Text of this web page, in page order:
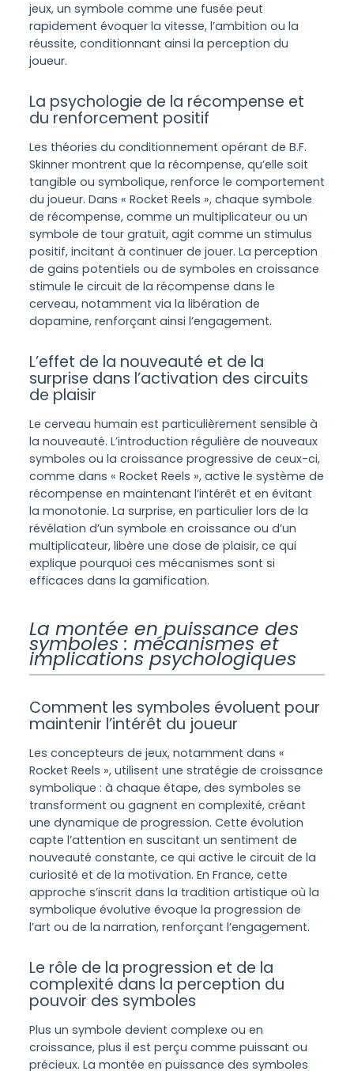
jeux, un symbole comme une fusée peut
rapidement évoquer la vitesse, l’ambition ou la
réussite, conditionnant ainsi la perception du
joueur.
La psychologie de la récompense et
du renforcement positif
Les théories du conditionnement opérant de B.F.
Skinner montrent que la récompense, qu’elle soit
tangible ou symbolique, renforce le comportement
du joueur. Dans « Rocket Reels », chaque symbole
de récompense, comme un multiplicateur ou un
symbole de tour gratuit, agit comme un stimulus
positif, incitant à continuer de jouer. La perception
de gains potentiels ou de symboles en croissance
stimule le circuit de la récompense dans le
cerveau, notamment via la libération de
dopamine, renforçant ainsi l’engagement.
L’effet de la nouveauté et de la
surprise dans l’activation des circuits
de plaisir
Le cerveau humain est particulièrement sensible à
la nouveauté. L’introduction régulière de nouveaux
symboles ou la croissance progressive de ceux-ci,
comme dans « Rocket Reels », active le système de
récompense en maintenant l’intérêt et en évitant
la monotonie. La surprise, en particulier lors de la
révélation d’un symbole en croissance ou d’un
multiplicateur, libère une dose de plaisir, ce qui
explique pourquoi ces mécanismes sont si
efficaces dans la gamification.
La montée en puissance des
symboles : mécanismes et
implications psychologiques
Comment les symboles évoluent pour
maintenir l’intérêt du joueur
Les concepteurs de jeux, notamment dans «
Rocket Reels », utilisent une stratégie de croissance
symbolique : à chaque étape, des symboles se
transforment ou gagnent en complexité, créant
une dynamique de progression. Cette évolution
capte l’attention en suscitant un sentiment de
nouveauté constante, ce qui active le circuit de la
curiosité et de la motivation. En France, cette
approche s’inscrit dans la tradition artistique où la
symbolique évolutive évoque la progression de
l’art ou de la narration, renforçant l’engagement.
Le rôle de la progression et de la
complexité dans la perception du
pouvoir des symboles
Plus un symbole devient complexe ou en
croissance, plus il est perçu comme puissant ou
précieux. La montée en puissance des symboles